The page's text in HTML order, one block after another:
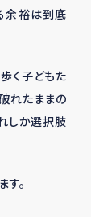
余裕は到底
く子どもた
れたままの
しか選択肢
。